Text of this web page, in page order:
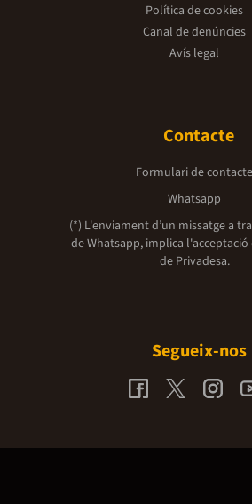
Política de cookies
Canal de denúncies
Avís legal
Contacte
Formulari de contacte
Whatsapp
(*) L'enviament d’un missatge a
de Whatsapp, implica l'acceptació
de Privadesa.
Segueix-nos